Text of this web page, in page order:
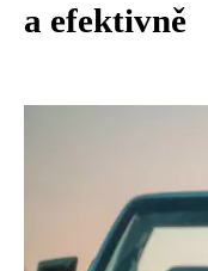
a efektivně